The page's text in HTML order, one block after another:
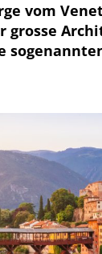
vom
grosse